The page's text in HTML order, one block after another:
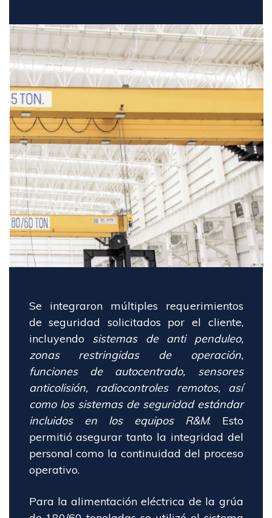
Se integraron múltiples requerimientos
de seguridad solicitados por el cliente,
incluyendo sistemas de anti penduleo,
zonas restringidas de operación,
funciones de autocentrado, sensores
anticolisión, radiocontroles remotos, así
como los sistemas de seguridad estándar
incluidos en los equipos R&M. Esto
permitió asegurar tanto la integridad del
personal como la continuidad del proceso
operativo.
Para la alimentación eléctrica de la grúa